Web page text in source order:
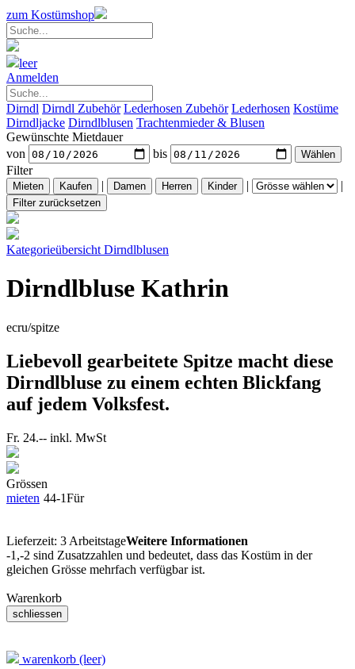
zum Kostümshop
leer
Anmelden
Dirndl Dirndl Zubehör Lederhosen Zubehör Lederhosen Kostüme
Dirndljacke Dirndlblusen Trachtenmieder & Blusen
Gewünschte Mietdauer
von
bis
Filter
|
| |
Kategorieübersicht Dirndlblusen
Dirndlbluse Kathrin
ecru/spitze
Liebevoll gearbeitete Spitze macht diese
Dirndlbluse zu einem echten Blickfang
auf jedem Volksfest.
Fr. 24.-- inkl. MwSt
Grössen
44-1Für
mieten
Lieferzeit: 3 ArbeitstageWeitere Informationen
-1,-2 sind Zusatzzahlen und bedeutet, dass das Kostüm in der
gleichen Grösse mehrfach verfügbar ist.
Warenkorb
warenkorb (leer)